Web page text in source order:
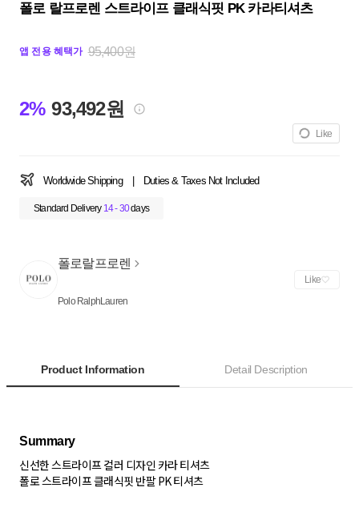
폴로 랄프로렌 스트라이프 클래식핏 PK 카라티셔츠
앱 전용 혜택가 95,400원
2% 93,492원
Like
Worldwide Shipping Duties & Taxes Not Included
Standard Delivery 14 - 30days
폴로랄프로렌
Polo RalphLauren
Like
Product Information Detail Description
Summary
신선한 스트라이프 컬러 디자인 카라 티셔츠
폴로 스트라이프 클래식핏 반팔 PK 티셔츠